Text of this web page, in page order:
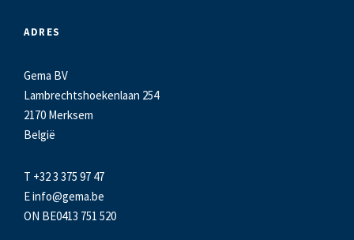
ADRES
Gema BV
Lambrechtshoekenlaan 254
2170 Merksem
België
T +32 3 375 97 47
Einfo@gema.be
ON BE0413 751 520